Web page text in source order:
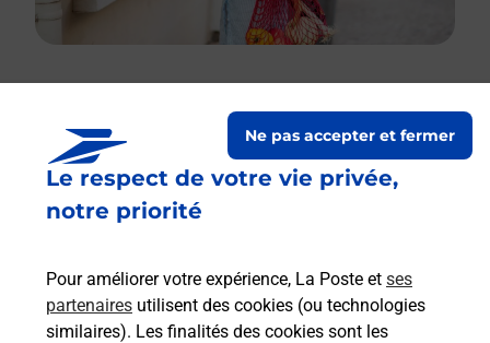
Le respect de votre vie privée,
notre priorité
Pour améliorer votre expérience, La Poste et ses
partenaires utilisent des cookies (ou technologies
similaires). Les finalités des cookies sont les
Ne pas accepter et fermer
Boîte aux lettres La Poste
Prochaine collecte du courrier vendredi
08h30
03140 Barberier
Le lien s'ouvre dans un nouvel onglet